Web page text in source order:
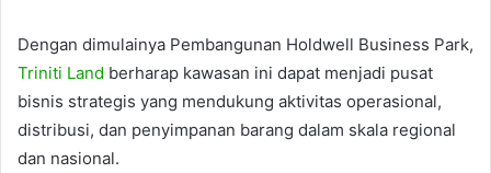
Dengan dimulainya Pembangunan Holdwell Business Park,
Triniti Land berharap kawasan ini dapat menjadi pusat
bisnis strategis yang mendukung aktivitas operasional,
distribusi, dan penyimpanan barang dalam skala regional
dan nasional.